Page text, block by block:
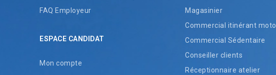
FAQ Employeur
ESPACE CANDIDAT
Mon compte
Magasinier
Commercial itinérant moto
Commercial Sédentaire
Conseiller clients
Réceptionnaire atelier